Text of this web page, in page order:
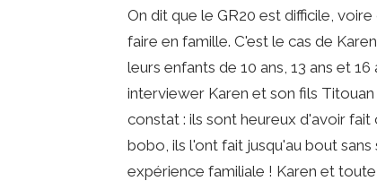
On dit que le GR20 est difficile,
faire en famille. C'est le cas de
leurs enfants de 10 ans, 13 ans et
interviewer Karen et son fils
constat : ils sont heureux d'avoir
bobo, ils l'ont fait jusqu'au bout
expérience familiale ! Karen et